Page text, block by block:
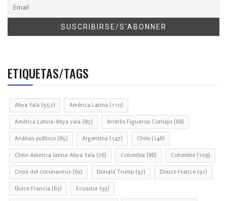
ETIQUETAS/TAGS
Abya Yala (557) América Latina (110)
América Latina-Abya yala (85) Andrés Figueroa Cornejo (68)
Análisis político (65) Argentina (147) Chile (146)
Chile-America latina-Abya Yala (76) Colombia (88) Colombie (109)
Crisis del coronavirus (62) Donald Trump (97) Douce France (91)
Dulce Francia (63) Ecuador (93)